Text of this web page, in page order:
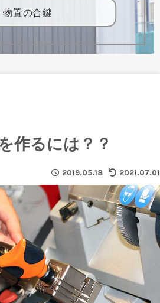
物置の合鍵
作るには？？
2019.05.18 2021.07.01